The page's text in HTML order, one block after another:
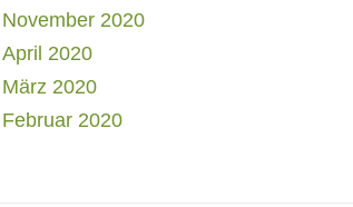
November 2020
April 2020
März 2020
Februar 2020